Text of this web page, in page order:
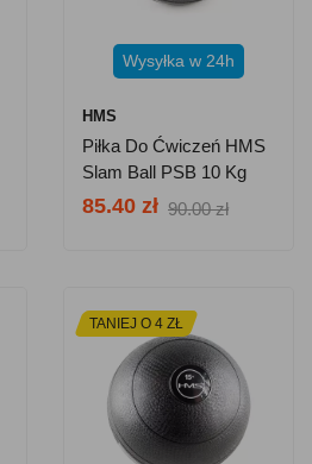
Wysyłka w 24h
HMS
Piłka Do Ćwiczeń HMS
Slam Ball PSB 10 Kg
85.40 zł 90.00 zł
TANIEJ O 4 ZŁ